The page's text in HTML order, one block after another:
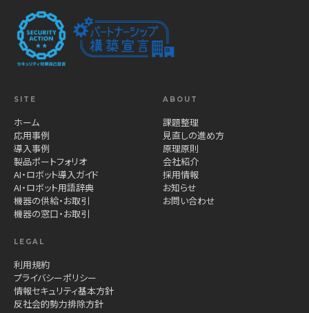
SITE
ホーム
応用事例
導入事例
製品ポートフォリオ
AI・ロボット導入ガイド
AI・ロボット用語辞典
機器の供給・お取引
機器の窓口・お取引
ABOUT
課題整理
見直しの進め方
原理原則
会社紹介
採用情報
お知らせ
お問い合わせ
LEGAL
利用規約
プライバシーポリシー
情報セキュリティ基本方針
反社会的勢力排除方針